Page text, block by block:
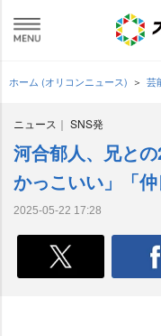
ホーム (オリコンニュース) 芸
ニュース SNS発
河合郁人、兄と
かっこいい」「仲
2025-05-22 17:28